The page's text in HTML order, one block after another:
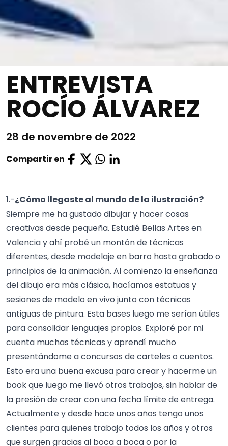
ENTREVISTA
ROCÍO ÁLVAREZ
28 de novembre de 2022
Compartir en
1.-¿Cómo llegaste al mundo de la ilustración?
Siempre me ha gustado dibujar y hacer cosas
creativas desde pequeña. Estudié Bellas Artes en
Valencia y ahí probé un montón de técnicas
diferentes, desde modelaje en barro hasta grabado o
principios de la animación. Al comienzo la enseñanza
del dibujo era más clásica, hacíamos estatuas y
sesiones de modelo en vivo junto con técnicas
antiguas de pintura. Esta bases luego me serían útiles
para consolidar lenguajes propios. Exploré por mi
cuenta muchas técnicas y aprendí mucho
presentándome a concursos de carteles o cuentos.
Esto era una buena excusa para crear y hacerme un
book que luego me llevó otros trabajos, sin hablar de
la presión de crear con una fecha límite de entrega.
Actualmente y desde hace unos años tengo unos
clientes para quienes trabajo todos los años y otros
que surgen gracias al boca a boca o por la